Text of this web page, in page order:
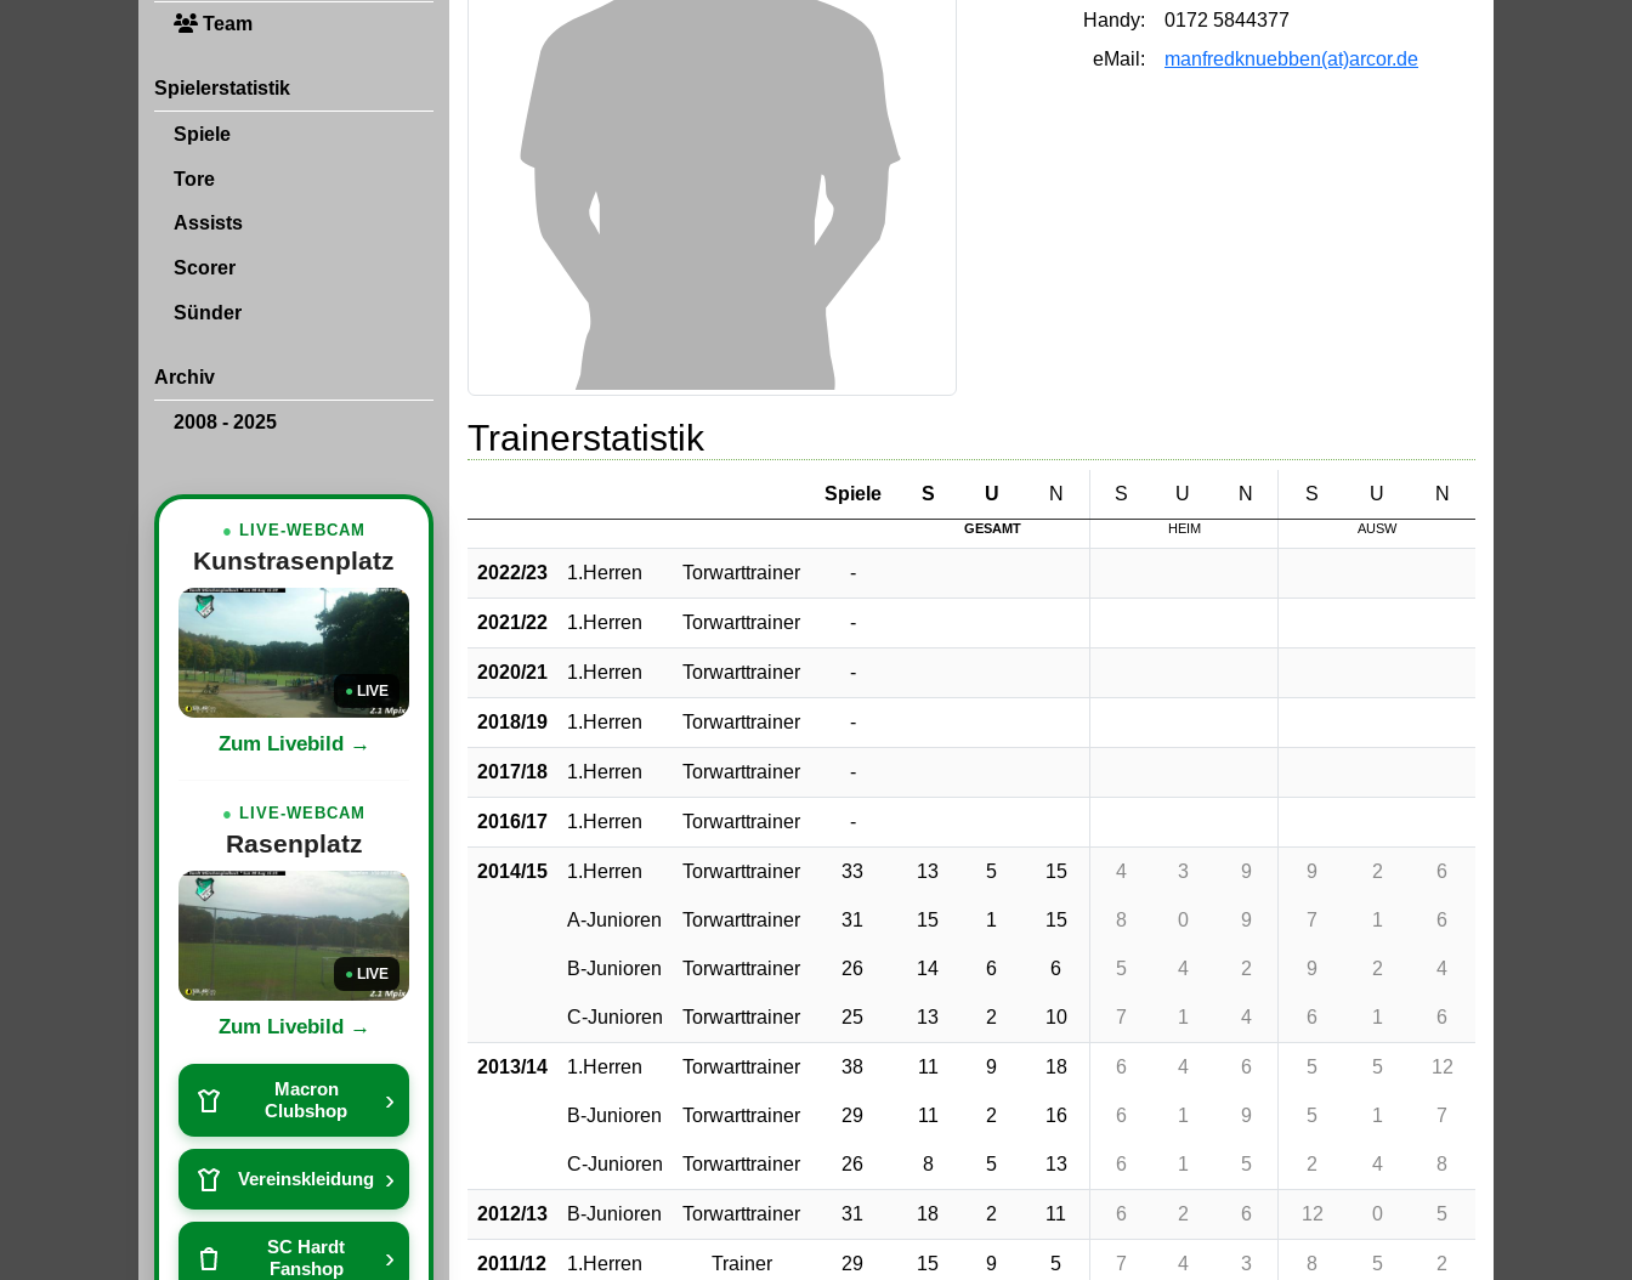
Team
Spielerstatistik
Spiele
Tore
Assists
Scorer
Sünder
Archiv
2008 - 2025
● LIVE-WEBCAM
Kunstrasenplatz
● LIVE
Zum Livebild →
● LIVE-WEBCAM
Rasenplatz
● LIVE
Zum Livebild →
Macron
Clubshop
›
Vereinskleidung ›
SC Hardt
Fanshop
›
Handy:
0172 5844377
eMail:
manfredknuebben(at)arcor.de
Trainerstatistik
Spiele S U N S U N S U N
GESAMT HEIM AUSW
2022/23 1.Herren Torwarttrainer -
2021/22 1.Herren Torwarttrainer -
2020/21 1.Herren Torwarttrainer -
2018/19 1.Herren Torwarttrainer -
2017/18 1.Herren Torwarttrainer -
2016/17 1.Herren Torwarttrainer -
2014/15 1.Herren Torwarttrainer 33 13 5 15 4 3 9 9 2 6
A-Junioren Torwarttrainer 31 15 1 15 8 0 9 7 1 6
B-Junioren Torwarttrainer 26 14 6 6 5 4 2 9 2 4
C-Junioren Torwarttrainer 25 13 2 10 7 1 4 6 1 6
2013/14 1.Herren Torwarttrainer 38 11 9 18 6 4 6 5 5 12
B-Junioren Torwarttrainer 29 11 2 16 6 1 9 5 1 7
C-Junioren Torwarttrainer 26 8 5 13 6 1 5 2 4 8
2012/13 B-Junioren Torwarttrainer 31 18 2 11 6 2 6 12 0 5
2011/12 1.Herren Trainer 29 15 9 5 7 4 3 8 5 2